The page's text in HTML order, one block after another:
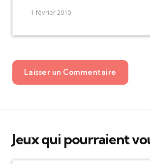
1 février 2010
Laisser un Commentaire
Jeux qui pourraient